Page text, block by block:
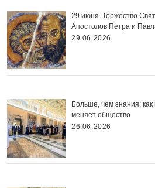
29 июня. Торжество
Апостолов Петра и
29.06.2026
Больше, чем знания: как
меняет общество
26.06.2026